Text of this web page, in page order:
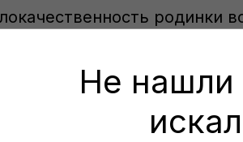
родинки
надежный метод.
при наличии обширных
Не нашли